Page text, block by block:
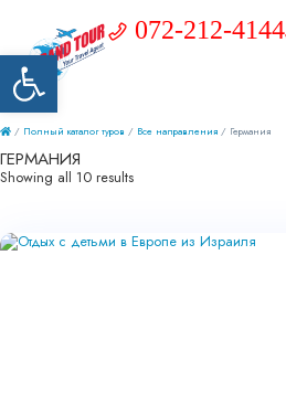
Открыть панель инструментов
072-212-4144
/ Полный каталог туров / Все направления / Германия
ГЕРМАНИЯ
Showing all 10 results